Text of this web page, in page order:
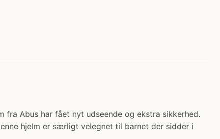
fra Abus har fået nyt udseende og ekstra sikkerhed.
hjelm er særligt velegnet til barnet der sidder i